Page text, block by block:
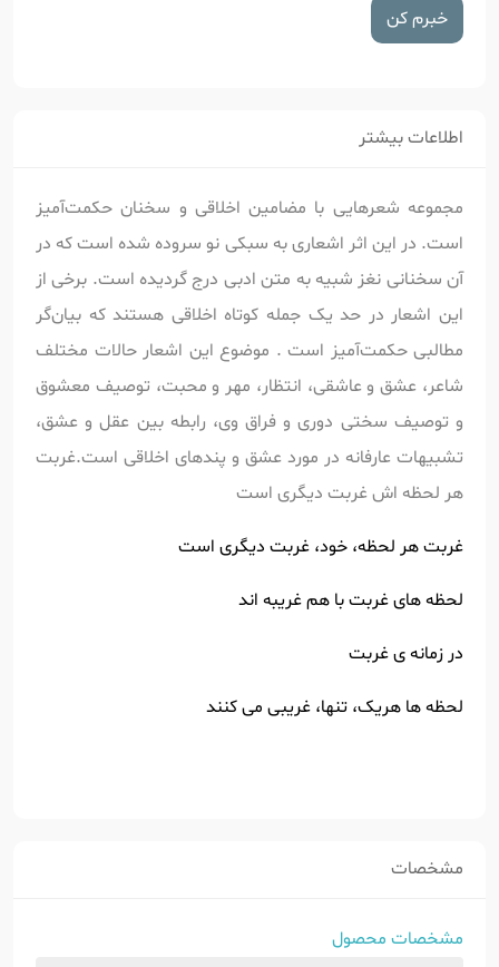
خبرم کن
اطلاعات بیشتر
مجموعه شعرهایی با مضامین اخلاقی و سخنان حکمت‌آمیز
است. در این اثر اشعاری به سبکی نو سروده شده است که در
آن سخنانی نغز شبیه به متن ادبی درج گردیده است. برخی از
این اشعار در حد یک جمله کوتاه اخلاقی هستند که بیان‌گر
مطالبی حکمت‌آمیز است . موضوع این اشعار حالات مختلف
شاعر، عشق و عاشقی، انتظار،‌ مهر و محبت، توصیف معشوق
و توصیف سختی دوری و فراق وی، رابطه بین عقل و عشق،
تشبیهات عارفانه در مورد عشق و پندهای اخلاقی است.غربت
هر لحظه اش غربت دیگری است
غربت هر لحظه، خود، غربت دیگری است
لحظه های غربت با هم غریبه اند
در زمانه ی غربت
لحظه ها هریک، تنها، غریبی می کنند
مشخصات
مشخصات محصول